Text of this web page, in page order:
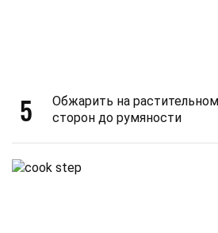
5
Обжарить на
сторон до румяности